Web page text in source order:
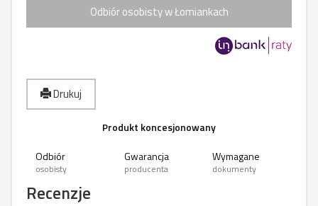
Odbiór osobisty w Łomiankach
Drukuj
Produkt koncesjonowany
Odbiór
osobisty
Gwarancja
producenta
Wymagane
dokumenty
Recenzje